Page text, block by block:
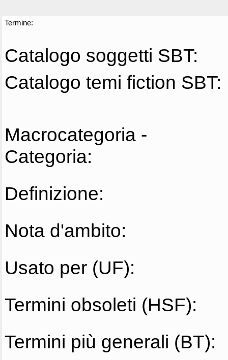
Termine:
Catalogo soggetti SBT:
Catalogo temi fiction SBT:
Macrocategoria -
Categoria:
Definizione:
Nota d'ambito:
Usato per (UF):
Termini obsoleti (HSF):
Termini più generali (BT):